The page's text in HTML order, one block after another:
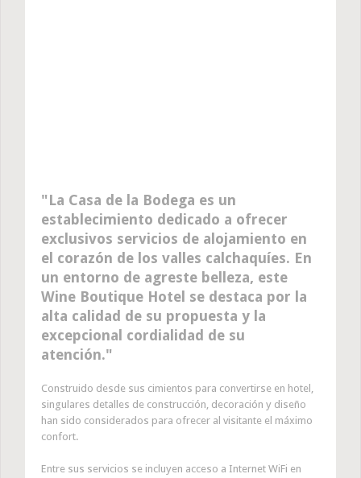
La Casa de la Bodega es un
establecimiento dedicado a ofrecer
exclusivos servicios de alojamiento en
el corazón de los valles calchaquíes. En
un entorno de agreste belleza, este
Wine Boutique Hotel se destaca por la
alta calidad de su propuesta y la
excepcional cordialidad de su
atención.
Construido desde sus cimientos para convertirse en hotel,
singulares detalles de construcción, decoración y diseño
han sido considerados para ofrecer al visitante el máximo
confort.
Entre sus servicios se incluyen acceso a Internet WiFi en